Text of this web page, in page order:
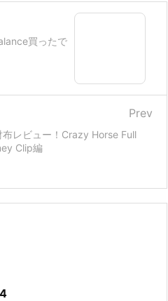
買ったで
レビュー！Crazy Horse Full
Clip編
Prev